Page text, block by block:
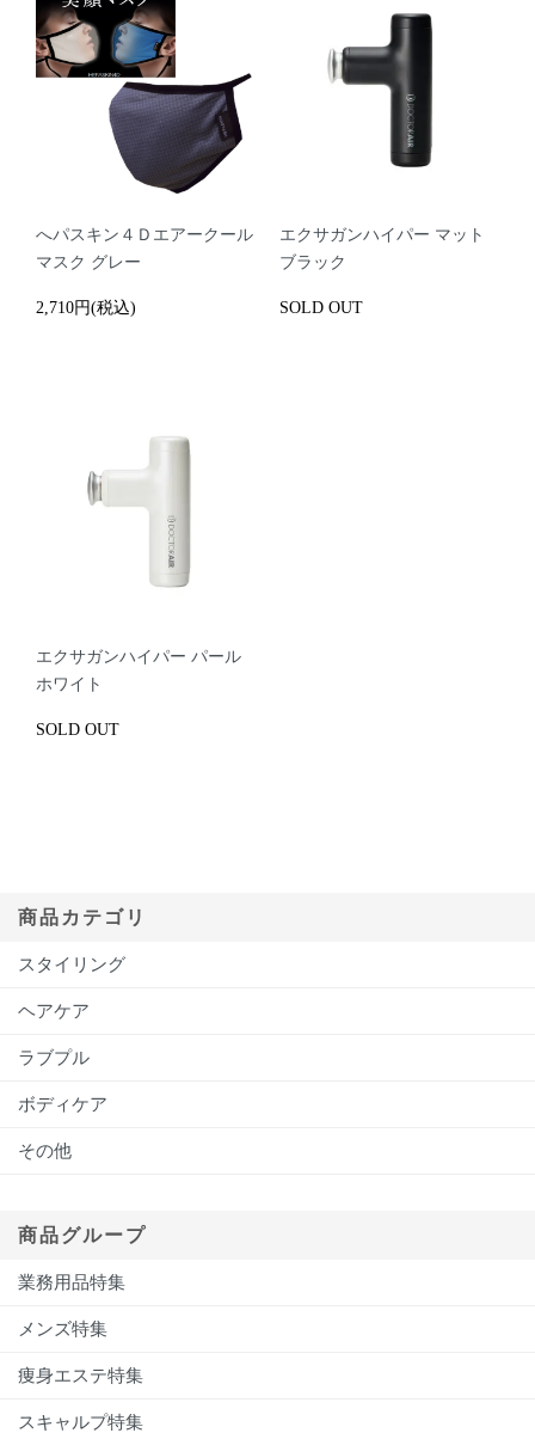
へパスキン４Ｄエアークール
マスク グレー
2,710円(税込)
エクサガンハイパー マット
ブラック
SOLD OUT
エクサガンハイパー パール
ホワイト
SOLD OUT
商品カテゴリ
スタイリング
ヘアケア
ラブプル
ボディケア
その他
商品グループ
業務用品特集
メンズ特集
痩身エステ特集
スキャルプ特集